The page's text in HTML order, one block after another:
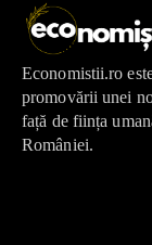
Economistii.ro
promovării unei
față de ființa
României.